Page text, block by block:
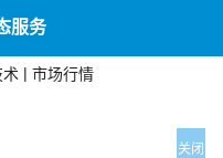
服务
| 市场行情
关闭